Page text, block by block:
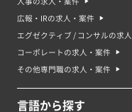
広報・IRの求人・案件
エグゼクティブ / コンサルの求
コーポレートの求人・案件
その他専門職の求人・案件
言語から探す